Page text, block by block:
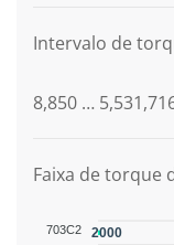
Intervalo de
8,850 …
Faixa de torque
703C2
2000